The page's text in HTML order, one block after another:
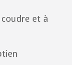
et à